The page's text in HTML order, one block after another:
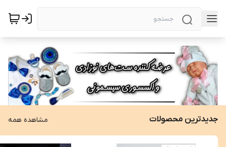
جدیدترین محصولات مشاهده همه